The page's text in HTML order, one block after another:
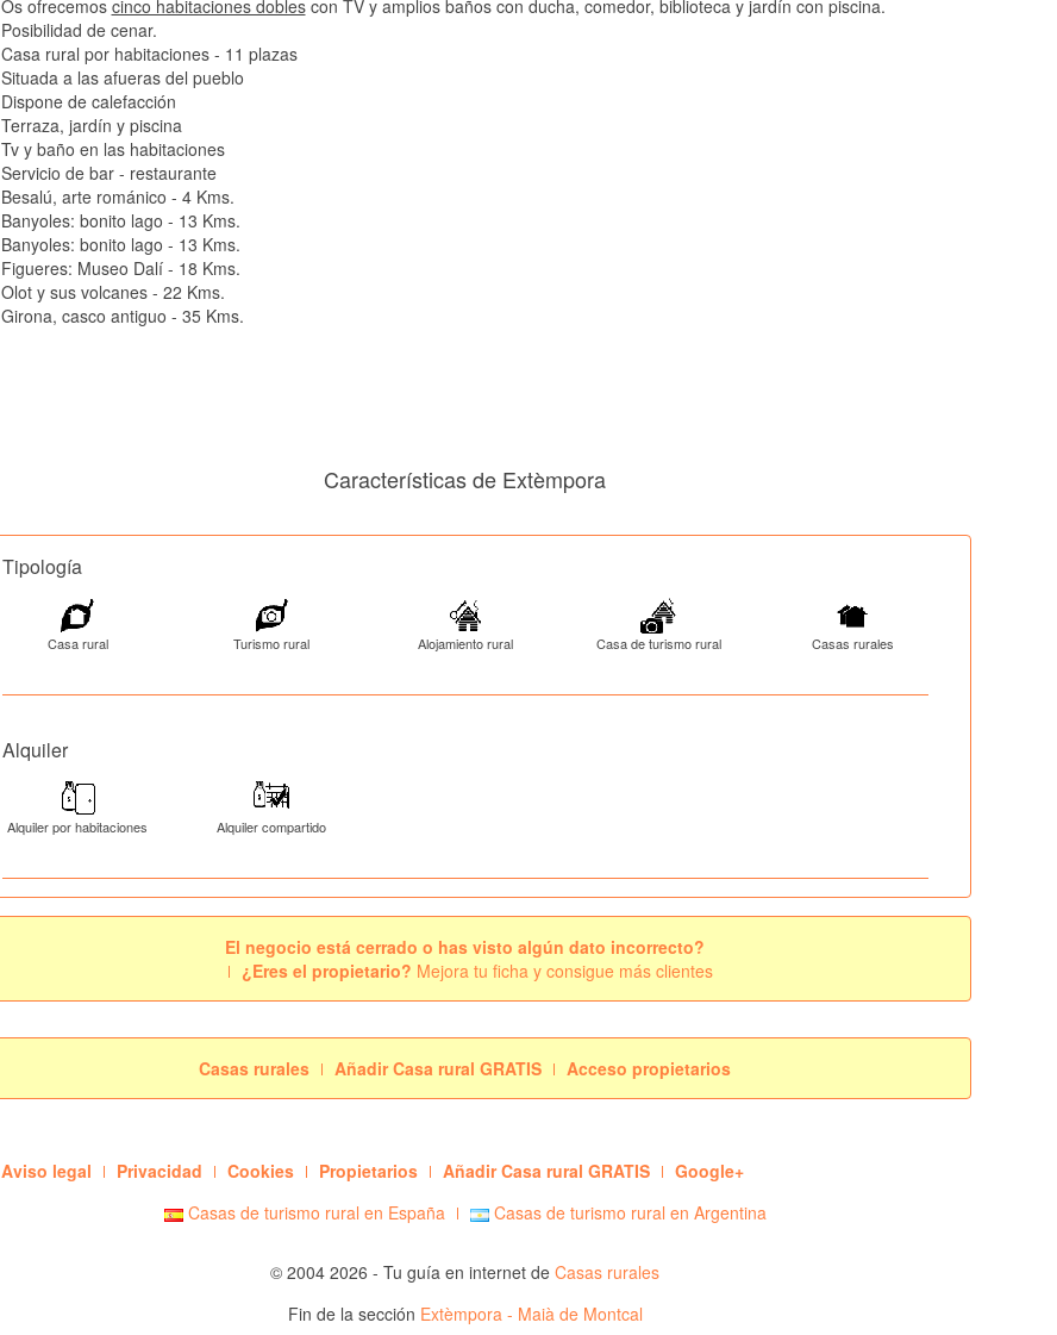
Os ofrecemos cinco habitaciones doblescon TV y amplios baños con ducha, comedor, biblioteca y jardín con piscina.
Posibilidad de cenar.
Casa rural por habitaciones - 11 plazas
Situada a las afueras del pueblo
Dispone de calefacción
Terraza, jardín y piscina
Tv y baño en las habitaciones
Servicio de bar - restaurante
Besalú, arte románico - 4 Kms.
Banyoles: bonito lago - 13 Kms.
Banyoles: bonito lago - 13 Kms.
Figueres: Museo Dalí - 18 Kms.
Olot y sus volcanes - 22 Kms.
Girona, casco antiguo - 35 Kms.
Características de Extèmpora
Tipología
Casa rural Turismo rural Alojamiento rural Casa de turismo rural Casas rurales
Alquiler
Alquiler por habitaciones Alquiler compartido
El negocio está cerrado o has visto algún dato incorrecto?
¿Eres el propietario? Mejora tu ficha y consigue más clientes
Casas rurales Añadir Casa rural GRATIS Acceso propietarios
Aviso legal Privacidad Cookies Propietarios Añadir Casa rural GRATIS
Google+
Casas de turismo rural en España
Casas de turismo rural en Argentina
© 2004 2026 - Tu guía en internet deCasas rurales
Fin de la sección Extèmpora - Maià de Montcal